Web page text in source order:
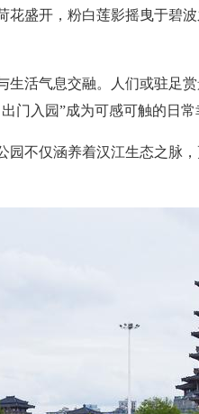
花盛开，粉白莲影摇曳于
生活气息交融。人们或驻足
门入园”成为可感可触的日常
不仅涵养着汉江生态之脉